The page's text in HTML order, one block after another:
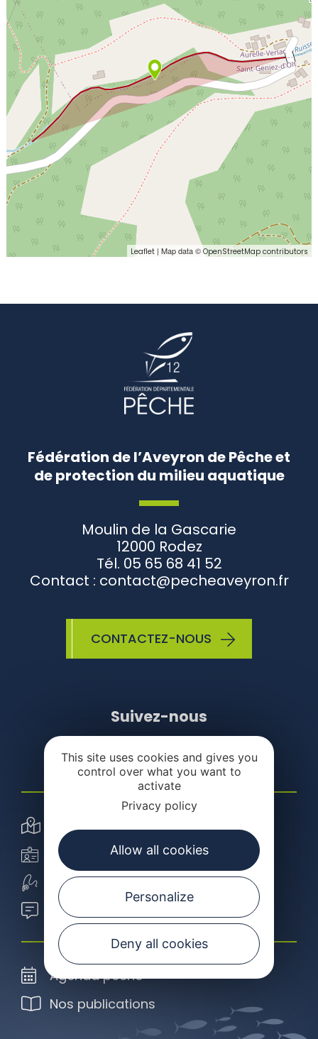
Leaflet | Map data ©OpenStreetMap contributors
Fédération de l’Aveyron de Pêche et
de protection du milieu aquatique
Moulin de la Gascarie
12000 Rodez
Tél. 05 65 68 41 52
Contact : contact@pecheaveyron.fr
CONTACTEZ-NOUS
Suivez-nous
Carte interactive
Carte de pêche
Ecole de pêche
Blog de l'école de pêche
Agenda pêche
Nos publications
This site uses cookies and gives you
control over what you want to
activate
Privacy policy
Allow all cookies
Personalize
Deny all cookies